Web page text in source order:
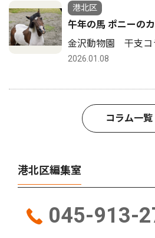
港北区
午年の馬 ポニーの
金沢動物園 干支コ
2026.01.08
コラム一覧
港北区編集室
045-913-